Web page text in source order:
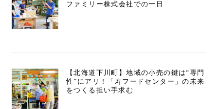
ファミリー株式会社での一日
【北海道下川町】地域の小売の鍵は“専門
性”にアリ！「寿フードセンター」の未来
をつくる担い手求む